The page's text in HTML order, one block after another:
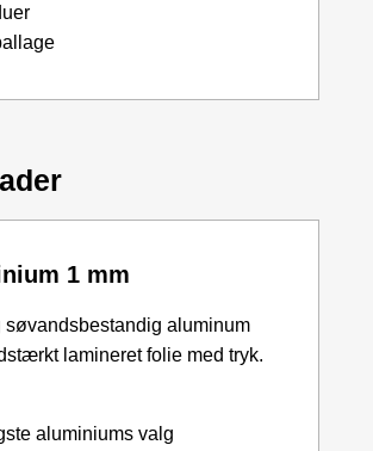
1 mm
søvandsbestandig aluminum
lamineret folie med tryk.
aluminiums valg